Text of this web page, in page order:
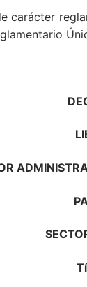
carácter